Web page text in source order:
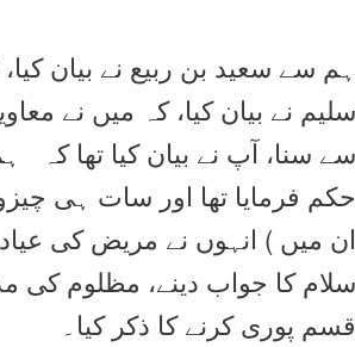
ہم سے سعید بن ربیع نے بیان
سلیم نے بیان کیا، کہ میں نے
سے سنا، آپ نے بیان کیا تھا
حکم فرمایا تھا اور سات ہی
ان میں ) انہوں نے مریض کی
سلام کا جواب دینے، مظلوم کی
قسم پوری کرنے کا ذکر کیا۔